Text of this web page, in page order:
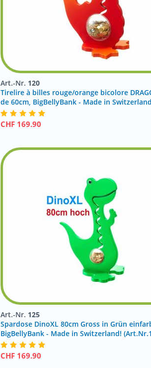
Art.-Nr. 120
Tirelire à billes rouge/orange bicolore
de 60cm, BigBellyBank - Made in
CHF 169.90
Art.-Nr. 125
Spardose DinoXL 80cm Gross in Grün
BigBellyBank - Made in Switzerland!
CHF 169.90